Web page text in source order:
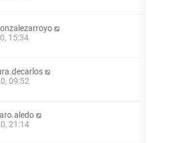
15:34
09:52
21:14